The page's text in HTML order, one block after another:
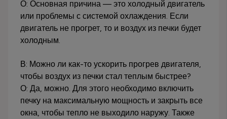
О: Основная причина — это холодный двигатель
или проблемы с системой охлаждения. Если
двигатель не прогрет, то и воздух из печки будет
холодным.
В: Можно ли как-то ускорить прогрев двигателя,
чтобы воздух из печки стал теплым быстрее?
О: Да, можно. Для этого необходимо включить
печку на максимальную мощность и закрыть все
окна, чтобы тепло не выходило наружу. Также